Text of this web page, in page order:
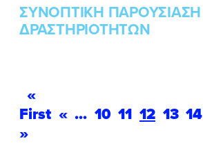
ΣΥΝΟΠΤΙΚΗ ΠΑΡΟΥΣΙΑΣΗ
ΔΡΑΣΤΗΡΙΟΤΗΤΩΝ
«
First « ... 10 11 12 13 14
»